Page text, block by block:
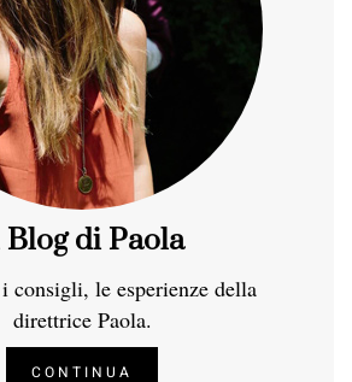
di Paola
consigli, le esperienze della
direttrice Paola.
CONTINUA